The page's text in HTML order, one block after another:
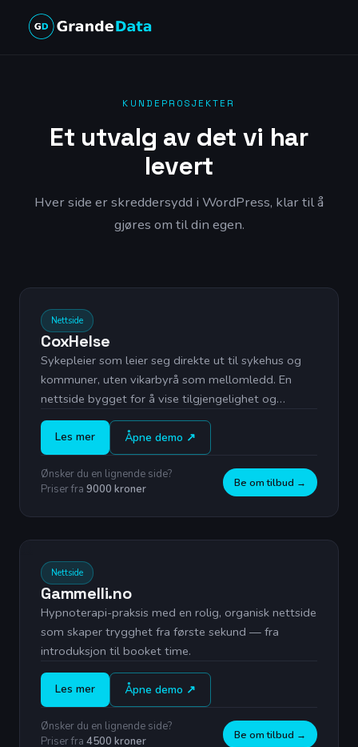
KUNDEPROSJEKTER
Et utvalg av det vi har
levert
Hver side er skreddersydd i WordPress, klar til å
gjøres om til din egen.
Nettside
CoxHelse
Sykepleier som leier seg direkte ut til sykehus og
kommuner, uten vikarbyrå som mellomledd. En
nettside bygget for å vise tilgjengelighet og
troverdighet på sekunder.
Les mer Åpne demo ↗
Ønsker du en lignende side?
Priser fra 9000 kroner Be om tilbud →
Nettside
Gammelli.no
Hypnoterapi-praksis med en rolig, organisk nettside
som skaper trygghet fra første sekund — fra
introduksjon til booket time.
Les mer Åpne demo ↗
Ønsker du en lignende side?
Priser fra 4500 kroner Be om tilbud →